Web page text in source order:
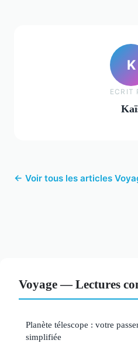
K
ECRIT
← Voir tous les articles
Voyage — Lectures
Planète télescope : votre
simplifiée